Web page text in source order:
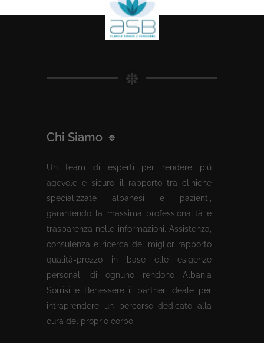
Chi Siamo
Un team di esperti per rendere più
agevole e sicuro il rapporto tra cliniche
specializzate albanesi e pazienti,
garantendo la massima professionalità e
trasparenza nelle informazioni. Assistenza,
consulenza e ricerca del miglior rapporto
qualità-prezzo in base elle esigenze
personali di ognuno rendono Albania
Sorrisi e Benessere il partner ideale per
intraprendere un percorso dedicato alla
cura del proprio corpo.